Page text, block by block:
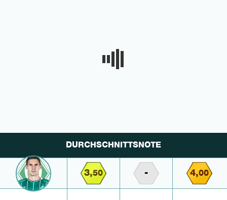
DURCHSCHNITTSNOTE
3,50 - 4,00